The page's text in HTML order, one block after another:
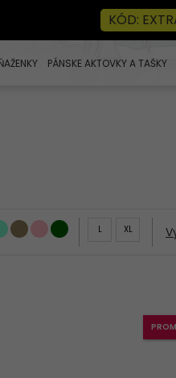
KÓD:
PÁNSKE AKTOVKY A TAŠKY
L XL